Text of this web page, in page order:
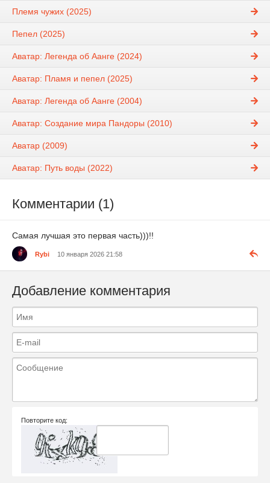
Племя чужих (2025)
Пепел (2025)
Аватар: Легенда об Аанге (2024)
Аватар: Пламя и пепел (2025)
Аватар: Легенда об Аанге (2004)
Аватар: Создание мира Пандоры (2010)
Аватар (2009)
Аватар: Путь воды (2022)
Комментарии (1)
Самая лучшая это первая часть)))!!
Rybi 10 января 2026 21:58
Добавление комментария
Повторите код: